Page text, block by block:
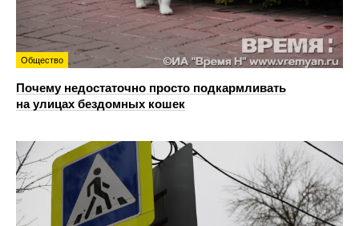
Общество
Почему недостаточно просто подкармливать
на улицах бездомных кошек